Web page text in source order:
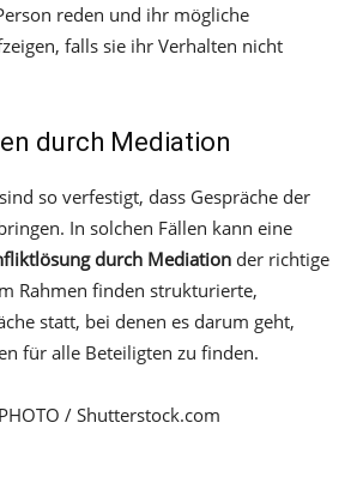
reden und ihr mögliche
falls sie ihr Verhalten nicht
durch Mediation
so verfestigt, dass Gespräche der
In solchen Fällen kann eine
durch Mediation der richtige
Rahmen finden strukturierte,
statt, bei denen es darum geht,
für alle Beteiligten zu finden.
/ Shutterstock.com